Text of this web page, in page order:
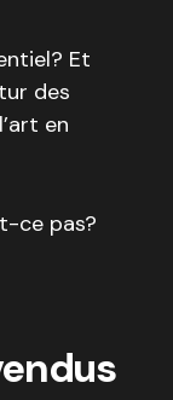
Et
des
en
ce pas?